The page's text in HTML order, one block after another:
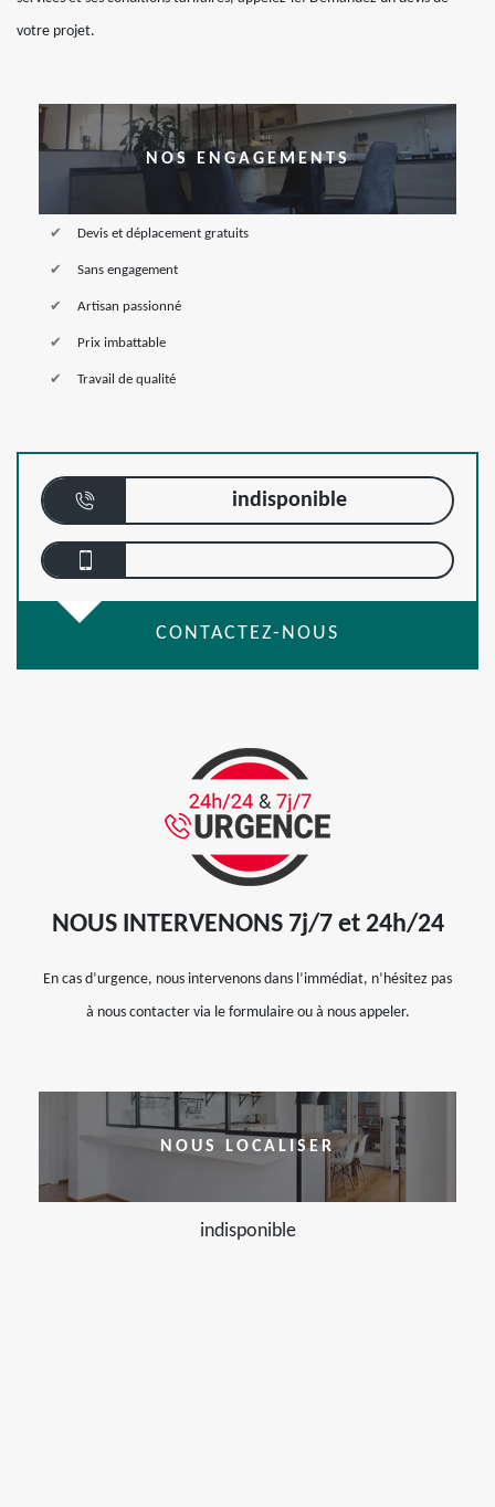
votre projet.
NOS ENGAGEMENTS
Devis et déplacement gratuits
Sans engagement
Artisan passionné
Prix imbattable
Travail de qualité
indisponible
CONTACTEZ-NOUS
NOUS INTERVENONS 7j/7 et 24h/24
En cas d’urgence, nous intervenons dans l’immédiat, n’hésitez pas
à nous contacter via le formulaire ou à nous appeler.
NOUS LOCALISER
indisponible